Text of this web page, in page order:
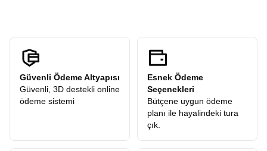
firmasında ekstra adı altında satılan geziler, bizim
programlarımızda genellikle fiyata dahildir veya paket mantığıyla
en optimize şekilde sunulur. Böylece tura çıktığınızda eliniz sürekli
cebinize gitmez, bütçenizi önceden net bir şekilde bilirsiniz. Lüks
otellerde konaklama ve konforlu transferler, ödediğiniz ücretin
karşılığını fazlasıyla almanızı sağlar.
Zamanı kısıtlı olanlar için en ideal süre ve içerik dengesini kurmak
bizim işimiz. Özel olarak planladığımız7 Gün Mısır Turu
noktalarını kapsayacak şekilde dizayn edilmiştir. Ne koşturmaca
Güvenli Ödeme Altyapısı
Güvenli, 3D destekli online
ödeme sistemi
Esnek Ödeme
Seçenekleri
Bütçene uygun ödeme
planı ile hayalindeki tura
çık.